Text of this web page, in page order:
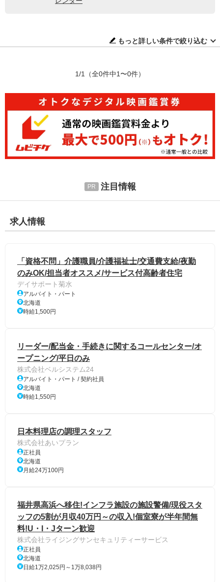
もっと詳しい条件で絞り込む
1/1 （全0件中1〜0件）
注目情報
求人情報
「資格不問」介護職員/介護福祉士/交通費支給/夜勤
のみOK/担当者オススメ/サービス付高齢者住宅
デイサポート菊水
アルバイト・パート
北海道
時給1,500円
リーダー/配当金・手続きに関するコールセンター/オ
ープニング/平日のみ
株式会社ベルシステム24
アルバイト・パート / 契約社員
北海道
時給1,550円
日本料理店の調理スタッフ
株式会社あいプラン
正社員
北海道
月給24万100円
福井県高浜へ移住!インフラ施設の施設警備/現役スタ
ッフの5割が月収40万円～の収入!個室寮が半年間無
料!U・I・Jターン歓迎
株式会社ライジングサンセキュリティーサービス
正社員
北海道
日給1万2,025円～1万8,038円